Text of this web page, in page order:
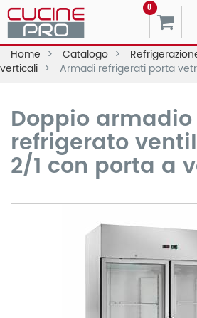
0
Home Catalogo
verticali
Armadi refrigerati porta
Doppio armadio
refrigerato
2/1 con porta a